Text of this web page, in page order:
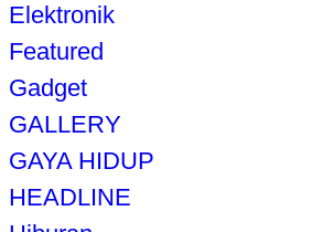
Elektronik
Featured
Gadget
GALLERY
GAYA HIDUP
HEADLINE